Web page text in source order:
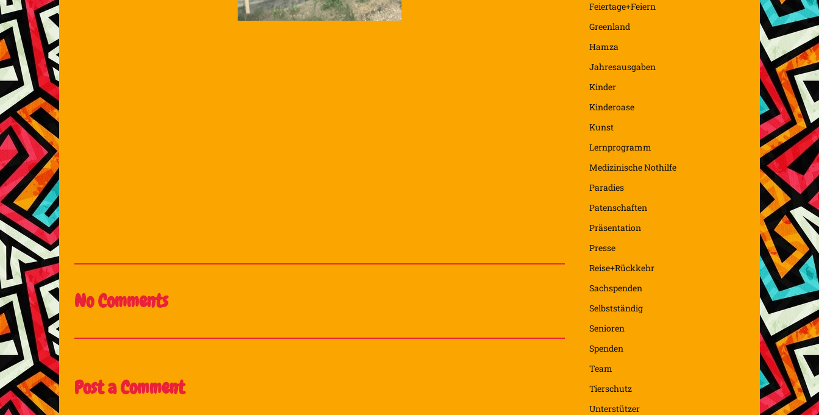
No Comments
Post a Comment
Feiertage+Feiern
Greenland
Hamza
Jahresausgaben
Kinder
Kinderoase
Kunst
Lernprogramm
Medizinische Nothilfe
Paradies
Patenschaften
Präsentation
Presse
Reise+Rückkehr
Sachspenden
Selbstständig
Senioren
Spenden
Team
Tierschutz
Unterstützer